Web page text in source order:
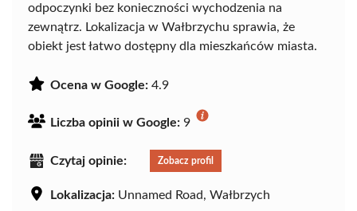
odpoczynki bez konieczności wychodzenia na
zewnątrz. Lokalizacja w Wałbrzychu sprawia, że
obiekt jest łatwo dostępny dla mieszkańców miasta.
Ocena w Google: 4.9
Liczba opinii w Google: 9
Czytaj opinie: Zobacz profil
Lokalizacja: Unnamed Road, Wałbrzych